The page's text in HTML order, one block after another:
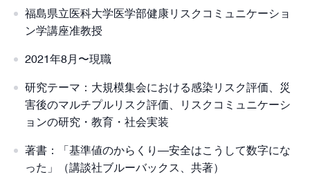
福島県立医科大学医学部健康リスクコミュニケーショ
ン学講座准教授
2021年8月〜現職
研究テーマ：大規模集会における感染リスク評価、災
害後のマルチプルリスク評価、リスクコミュニケーシ
ョンの研究・教育・社会実装
著書：「基準値のからくり―安全はこうして数字にな
った」（講談社ブルーバックス、共著）